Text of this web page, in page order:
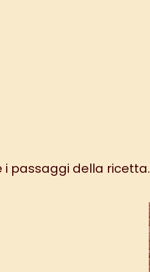
i passaggi della ricetta.